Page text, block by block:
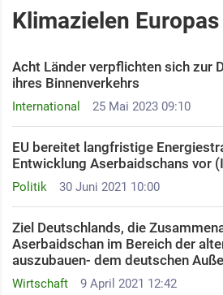
Klimazielen Europas
International 25 Mai 2023 09:10
Acht Länder verpflichten sich zur
ihres Binnenverkehrs
Politik 30 Juni 2021 10:00
EU bereitet langfristige
Entwicklung Aserbaidschans vor
Wirtschaft 9 April 2021 12:42
Ziel Deutschlands, die
Aserbaidschan im Bereich der
auszubauen- dem deutschen